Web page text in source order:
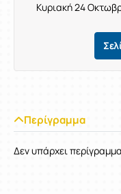
Κυριακή 24
Περίγραμμα
Δεν υπάρχει περίγραμμα